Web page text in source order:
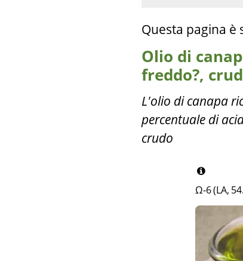
Questa pagina
Olio di
freddo?,
L'olio di canapa
percentuale di
crudo
Ω-6 (LA,